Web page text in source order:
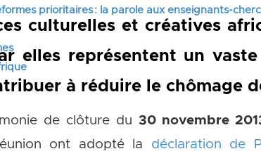
prioritaires : la parole aux enseignants-
culturelles et créatives
elles représentent un
à réduire le chômage
de clôture du 30 novembre
ont adopté la déclaration de